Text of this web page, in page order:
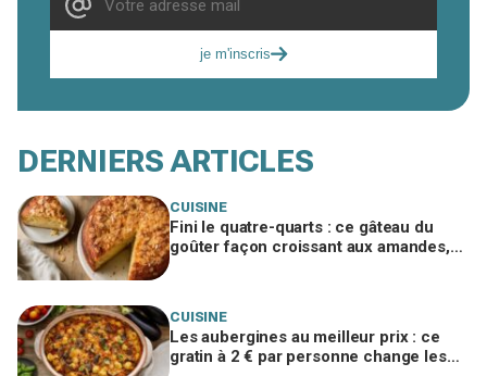
je m'inscris
DERNIERS ARTICLES
CUISINE
Fini le quatre-quarts : ce gâteau du
goûter façon croissant aux amandes,
CUISINE
Les aubergines au meilleur prix : ce
gratin à 2 € par personne change les